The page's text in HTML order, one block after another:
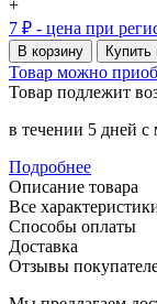
+
7 ₽ - цена при
В корзину Купить
Товар можно
Товар подлежит
в течении 5 дней
Подробнее
Описание товара
Все
Способы оплаты
Доставка
Отзывы